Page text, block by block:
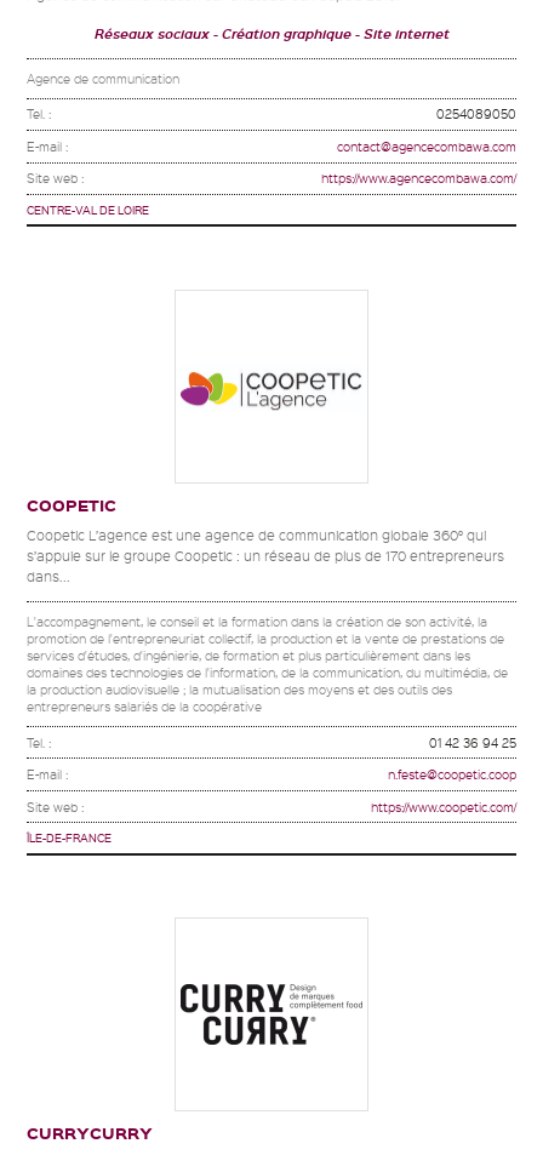
Réseaux sociaux Création graphique Site internet
Agence de communication
Tel. : 0254089050
E-mail : contact@agencecombawa.com
Site web : https://www.agencecombawa.com/
CENTRE-VAL DE LOIRE
COOPETIC
Coopetic L’agence est une agence de communication globale 360° qui
s’appuie sur le groupe Coopetic : un réseau de plus de 170 entrepreneurs
dans...
L'accompagnement, le conseil et la formation dans la création de son activité, la
promotion de l'entrepreneuriat collectif, la production et la vente de prestations de
services d'études, d'ingénierie, de formation et plus particulièrement dans les
domaines des technologies de l'information, de la communication, du multimédia, de
la production audiovisuelle ; la mutualisation des moyens et des outils des
entrepreneurs salariés de la coopérative
Tel. : 01 42 36 94 25
E-mail : n.feste@coopetic.coop
Site web : https://www.coopetic.com/
ÎLE-DE-FRANCE
CURRYCURRY